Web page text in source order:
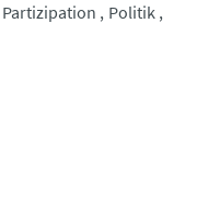
Partizipation
Politik